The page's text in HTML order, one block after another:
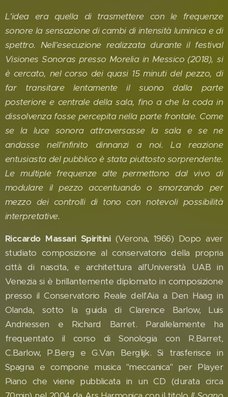
L'idea era quella di trasmettere con le frequenze
sonore la sensazione di cambi di intensità luminica e di
spettro. Nell'esecuzione realizzata durante il festival
Visiones Sonoras presso Morelia in Messico (2018), si
è cercato, nel corso dei quasi 15 minuti del pezzo, di
far transitare lentamente il suono dalla parte
posteriore e centrale della sala, fino a che la coda in
dissolvenza fosse percepita nella parte frontale. Come
se la luce sonora attraversasse la sala e se ne
andasse nell'infinito dinnanzi a noi. La reazione
entusiasta del pubblico è stata piuttosto sorprendente.
Le multiple frequenze alte permettono dal vivo di
modulare il pezzo accentuando o smorzando per
mezzo dei controlli di tono con notevoli possibilità
interpretative.
Riccardo Massari Spiritini (Verona, 1966) Dopo aver
studiato composizione al conservatorio della propria
città di nascita, e architettura all'Università UAB in
Venezia si è brillantemente diplomato in composizione
presso il Conservatorio Reale dell'Aia a Den Haag in
Olanda, sotto la guida di Clarence Barlow, Luis
Andriessen e Richard Barret. Parallelamente ha
frequentato il corso di Sonologia con R.Barret,
C.Barlow, P.Berg e G.Van Berglijk. Si trasferisce in
Spagna e compone musica "meccanica" per Player
Piano che viene pubblicata in un CD (durata circa